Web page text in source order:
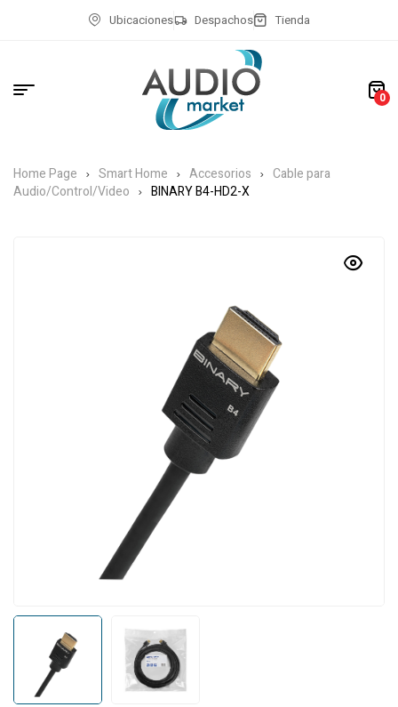
Ubicaciones Despachos Tienda
0
Home Page Smart Home Accesorios
Cable para
Audio/Control/Video
BINARY B4-HD2-X